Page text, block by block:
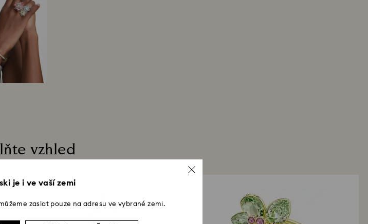
vzhled
je i ve vaší zemi
zaslat pouze na adresu ve vybrané zemi.